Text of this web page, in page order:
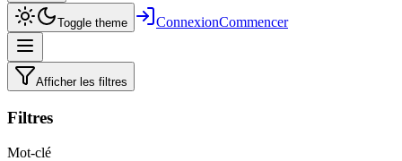
Toggle theme ConnexionCommencer
Afficher les filtres
Filtres
Mot-clé